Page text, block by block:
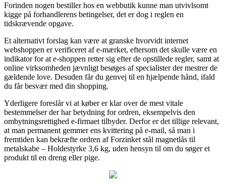
Forinden nogen bestiller hos en webbutik kunne man utvivlsomt
kigge på forhandlerens betingelser, det er dog i reglen en
tidskrævende opgave.
Et alternativt forslag kan være at granske hvorvidt internet
webshoppen er verificeret af e-mærket, eftersom det skulle være en
indikator for at e-shoppen retter sig efter de opstillede regler, samt at
online virksomheden jævnligt besøges af specialister der mestrer de
gældende love. Desuden får du genvej til en hjælpende hånd, ifald
du får besvær med din shopping.
Yderligere foreslår vi at køber er klar over de mest vitale
bestemmelser der har betydning for ordren, eksempelvis den
ombytningsrettighed e-firmaet tilbyder. Derfor er det tillige relevant,
at man permanent gemmer ens kvittering på e-mail, så man i
fremtiden kan bekræfte ordren af Forzinket stål magnetlås til
metalskabe – Holdestyrke 3,6 kg, uden hensyn til om du søger et
produkt til en dreng eller pige.